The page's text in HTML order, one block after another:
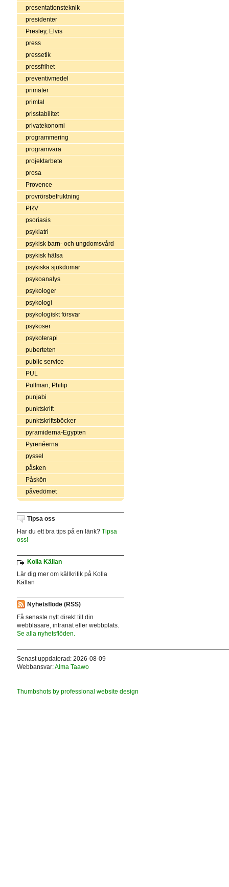
presentationsteknik
presidenter
Presley, Elvis
press
pressetik
pressfrihet
preventivmedel
primater
primtal
prisstabilitet
privatekonomi
programmering
programvara
projektarbete
prosa
Provence
provrörsbefruktning
PRV
psoriasis
psykiatri
psykisk barn- och ungdomsvård
psykisk hälsa
psykiska sjukdomar
psykoanalys
psykologer
psykologi
psykologiskt försvar
psykoser
psykoterapi
puberteten
public service
PUL
Pullman, Philip
punjabi
punktskrift
punktskriftsböcker
pyramiderna-Egypten
Pyrenéerna
pyssel
påsken
Påskön
påvedömet
Tipsa oss
Har du ett bra tips på en länk? Tipsa
oss!
Kolla Källan
Lär dig mer om källkritik på Kolla
Källan
Nyhetsflöde (RSS)
Få senaste nytt direkt till din
webbläsare, intranät eller webbplats.
Se alla nyhetsflöden.
Senast uppdaterad: 2026-08-09
Webbansvar:Alma Taawo
Thumbshots by professional website design